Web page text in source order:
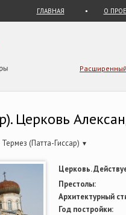
ГЛАВНАЯ О
Церковь
Термез (Патта-Гиссар) ▾
Церковь.
Престолы:
Архитектурный
Год постройки: